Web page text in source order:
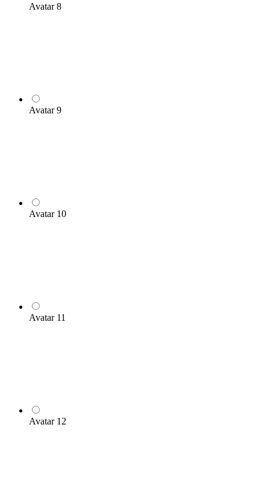
Avatar 8
Avatar 9
Avatar 10
Avatar 11
Avatar 12